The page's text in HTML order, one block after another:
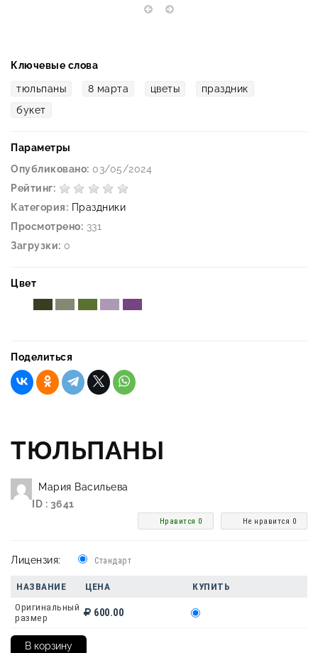
Ключевые слова
тюльпаны 8 марта цветы
праздник
букет
Параметры
Опубликовано: 03/05/2024
Рейтинг:
Категория: Праздники
Просмотрено: 331
Загрузки: 0
Цвет
Поделиться
ТЮЛЬПАНЫ
Мария Васильева
ID : 3641
Не нравится 0
Нравится 0
Лицензия: Стандарт
НАЗВАНИЕ ЦЕНА
КУПИТЬ
Оригинальный
размер
600.00